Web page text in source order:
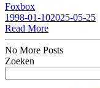
Foxbox
1998-01-102025-05-25
Read More
No More Posts
Zoeken